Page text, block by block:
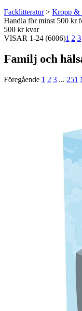
Facklitteratur> Kropp &
Handla för minst 500 kr
500 kr kvar
VISAR 1-24 (6006)1 2 3
Familj och
Föregående 1 2 3 ... 251